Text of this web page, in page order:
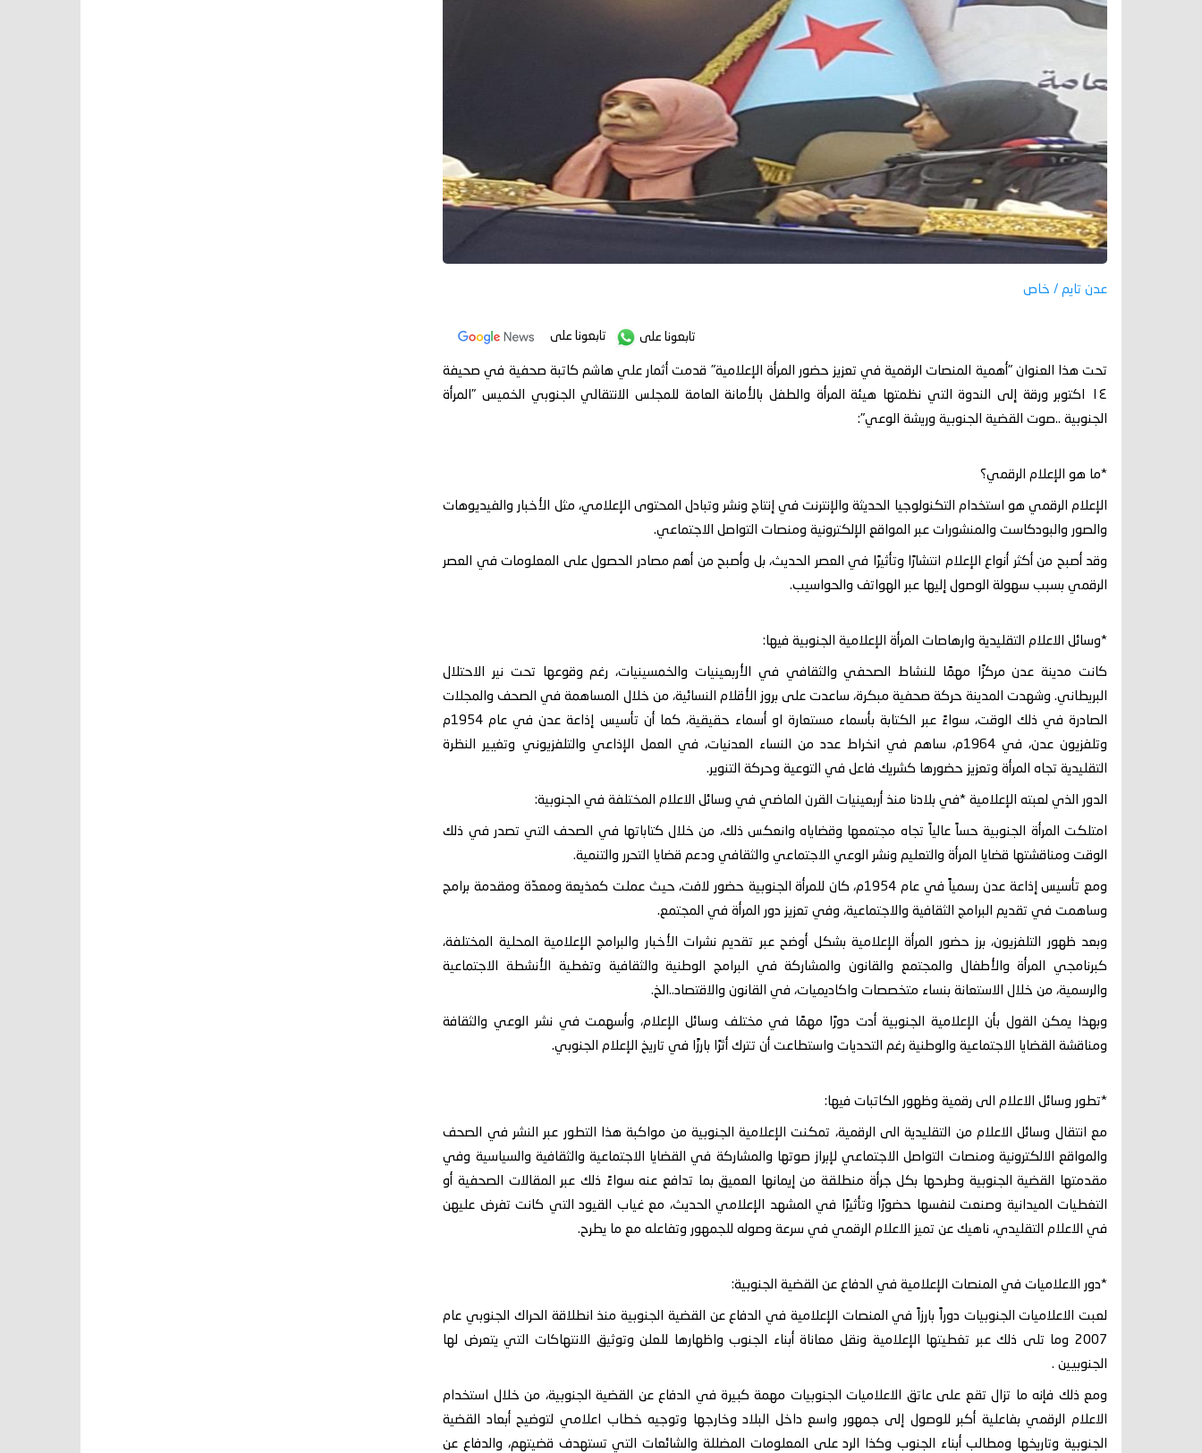
عدن تايم / خاص
تابعونا على تابعونا على
تحت هذا العنوان "أهمية المنصات الرقمية في تعزيز حضور المرأة الإعلامية" قدمت أثمار علي هاشم كاتبة صحفية في صحيفة
١٤ اكتوبر ورقة إلى الندوة التي نظمتها هيئة المرأة والطفل بالأمانة العامة للمجلس الانتقالي الجنوبي الخميس "المرأة
الجنوبية ..صوت القضية الجنوبية وريشة الوعي":
*ما هو الإعلام الرقمي؟
الإعلام الرقمي هو استخدام التكنولوجيا الحديثة والإنترنت في إنتاج ونشر وتبادل المحتوى الإعلامي، مثل الأخبار والفيديوهات
والصور والبودكاست والمنشورات عبر المواقع الإلكترونية ومنصات التواصل الاجتماعي.
وقد أصبح من أكثر أنواع الإعلام انتشارًا وتأثيرًا في العصر الحديث، بل وأصبح من أهم مصادر الحصول على المعلومات في العصر
الرقمي بسبب سهولة الوصول إليها عبر الهواتف والحواسيب.
*وسائل الاعلام التقليدية وارهاصات المرأة الإعلامية الجنوبية فيها:
كانت مدينة عدن مركزًا مهمًا للنشاط الصحفي والثقافي في الأربعينيات والخمسينيات، رغم وقوعها تحت نير الاحتلال
البريطاني. وشهدت المدينة حركة صحفية مبكرة، ساعدت على بروز الأقلام النسائية، من خلال المساهمة في الصحف والمجلات
الصادرة في ذلك الوقت، سواءً عبر الكتابة بأسماء مستعارة او أسماء حقيقية، كما أن تأسيس إذاعة عدن في عام 1954م
وتلفزيون عدن، في 1964م، ساهم في انخراط عدد من النساء العدنيات، في العمل الإذاعي والتلفزيوني وتغيير النظرة
التقليدية تجاه المرأة وتعزيز حضورها كشريك فاعل في التوعية وحركة التنوير.
الدور الذي لعبته الإعلامية *في بلادنا منذ أربعينيات القرن الماضي في وسائل الاعلام المختلفة في الجنوبية:
امتلكت المرأة الجنوبية حساً عالياً تجاه مجتمعها وقضاياه وانعكس ذلك، من خلال كتاباتها في الصحف التي تصدر في ذلك
الوقت ومناقشتها قضايا المرأة والتعليم ونشر الوعي الاجتماعي والثقافي ودعم قضايا التحرر والتنمية.
ومع تأسيس إذاعة عدن رسمياً في عام 1954م، كان للمرأة الجنوبية حضور لافت، حيث عملت كمذيعة ومعدّة ومقدمة برامج
وساهمت في تقديم البرامج الثقافية والاجتماعية، وفي تعزيز دور المرأة في المجتمع.
وبعد ظهور التلفزيون، برز حضور المرأة الإعلامية بشكل أوضح عبر تقديم نشرات الأخبار والبرامج الإعلامية المحلية المختلفة،
كبرنامجي المرأة والأطفال والمجتمع والقانون والمشاركة في البرامج الوطنية والثقافية وتغطية الأنشطة الاجتماعية
والرسمية، من خلال الاستعانة بنساء متخصصات واكاديميات، في القانون والاقتصاد..الخ.
وبهذا يمكن القول بأن الإعلامية الجنوبية أدت دورًا مهمًا في مختلف وسائل الإعلام، وأسهمت في نشر الوعي والثقافة
ومناقشة القضايا الاجتماعية والوطنية رغم التحديات واستطاعت أن تترك أثرًا بارزًا في تاريخ الإعلام الجنوبي.
*تطور وسائل الاعلام الى رقمية وظهور الكاتبات فيها:
مع انتقال وسائل الاعلام من التقليدية الى الرقمية، تمكنت الإعلامية الجنوبية من مواكبة هذا التطور عبر النشر في الصحف
والمواقع الالكترونية ومنصات التواصل الاجتماعي لإبراز صوتها والمشاركة في القضايا الاجتماعية والثقافية والسياسية وفي
مقدمتها القضية الجنوبية وطرحها بكل جرأة منطلقة من إيمانها العميق بما تدافع عنه سواءً ذلك عبر المقالات الصحفية أو
التغطيات الميدانية وصنعت لنفسها حضورًا وتأثيرًا في المشهد الإعلامي الحديث، مع غياب القيود التي كانت تفرض عليهن
في الاعلام التقليدي، ناهيك عن تميز الاعلام الرقمي في سرعة وصوله للجمهور وتفاعله مع ما يطرح.
*دور الاعلاميات في المنصات الإعلامية في الدفاع عن القضية الجنوبية:
لعبت الاعلاميات الجنوبيات دوراً بارزاً في المنصات الإعلامية في الدفاع عن القضية الجنوبية منذ انطلاقة الحراك الجنوبي عام
2007 وما تلى ذلك عبر تغطيتها الإعلامية ونقل معاناة أبناء الجنوب واظهارها للعلن وتوثيق الانتهاكات التي يتعرض لها
الجنوبيين .
ومع ذلك فإنه ما تزال تقع على عاتق الاعلاميات الجنوبيات مهمة كبيرة في الدفاع عن القضية الجنوبية، من خلال استخدام
الاعلام الرقمي بفاعلية أكبر للوصول إلى جمهور واسع داخل البلاد وخارجها وتوجيه خطاب اعلامي لتوضيح أبعاد القضية
الجنوبية وتاريخها ومطالب أبناء الجنوب وكذا الرد على المعلومات المضللة والشائعات التي تستهدف قضيتهم، والدفاع عن